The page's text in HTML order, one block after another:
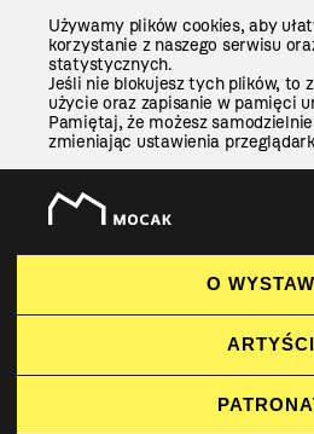
Używamy plików cookies, aby
korzystanie z naszego serwisu
statystycznych.
Jeśli nie blokujesz tych plików, to
użycie oraz zapisanie w pamięci
Pamiętaj, że możesz
zmieniając ustawienia
O
ARTYŚCI